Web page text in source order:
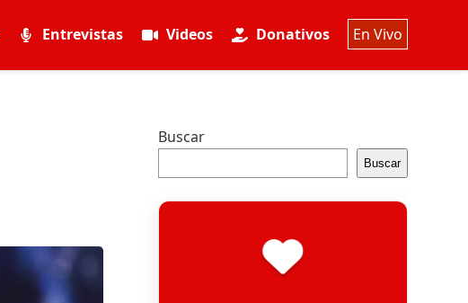
Entrevistas Videos Donativos En Vivo
Buscar
Buscar